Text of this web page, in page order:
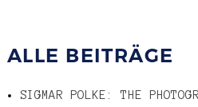
ALLE BEITRÄGE
SIGMAR POLKE: THE